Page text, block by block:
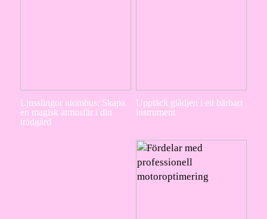
Ljusslingor utomhus: Skapa
en magisk atmosfär i din
trädgård
Upptäck glädjen i ett bärbart
instrument